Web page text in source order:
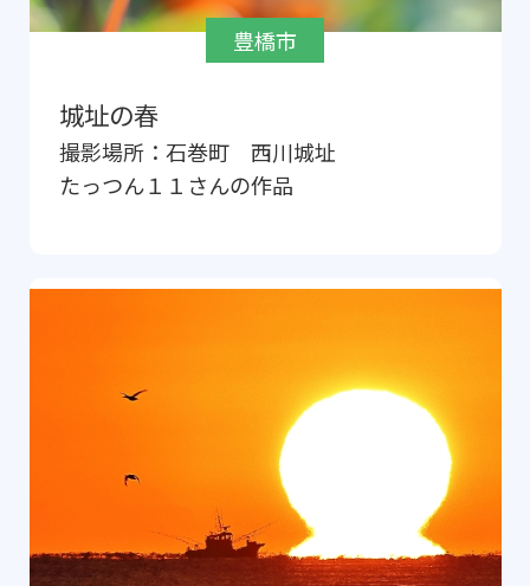
豊橋市
城址の春
撮影場所： 石巻町 西川城址
たっつん１１ さんの作品